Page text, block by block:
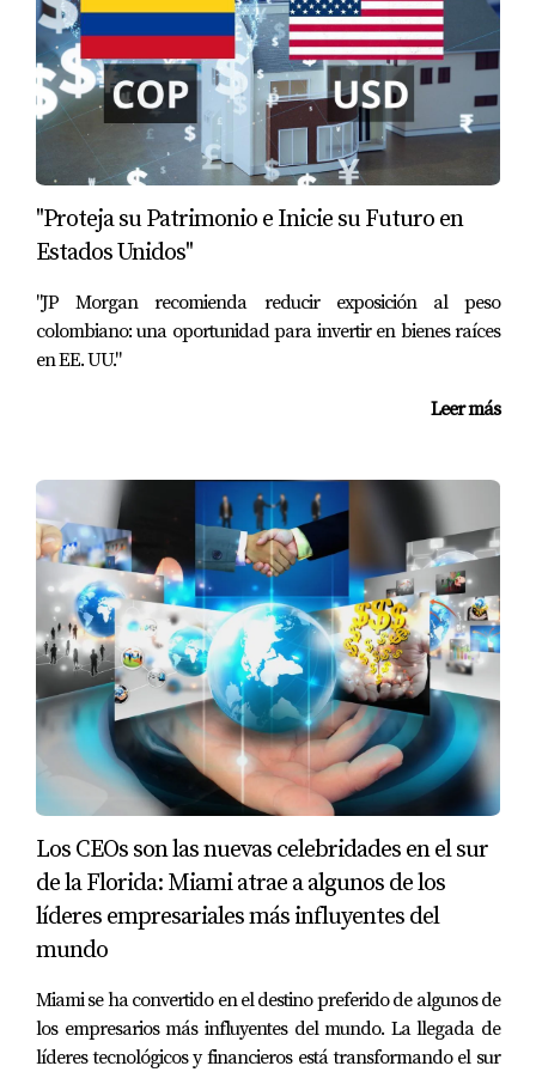
aspectos más importantes es demostrar que:
La inversión es real
Existe compromiso financiero
Hay capacidad operativa del negocio
Dependiendo del caso, parte de los fondos podrían
combinar recursos propios y financiamiento, pero
bajo orientación legal y financiera especializada.
¿Por qué Florida llama tanto
la atención?
Florida se ha convertido en uno de los estados más
observados por inversionistas internacionales
gracias a:
✔ Crecimiento constante
✔ Alta actividad turística
✔ Nuevas comunidades en expansión
✔ Mercado inmobiliario dinámico
✔ Conexión internacional
✔ Oportunidades en hospitalidad y rentas
Además, muchas zonas de Florida continúan
buscan entrar temprano en mercados con potencial
de crecimiento.
"Proteja su Patrimonio e Inicie su Futuro en
Estados Unidos"
"JP Morgan recomienda reducir exposición al peso
colombiano: una oportunidad para invertir en bienes raíces
en EE. UU."
Leer más
Los CEOs son las nuevas celebridades en el sur
de la Florida: Miami atrae a algunos de los
líderes empresariales más influyentes del
mundo
Miami se ha convertido en el destino preferido de algunos de
los empresarios más influyentes del mundo. La llegada de
líderes tecnológicos y financieros está transformando el sur